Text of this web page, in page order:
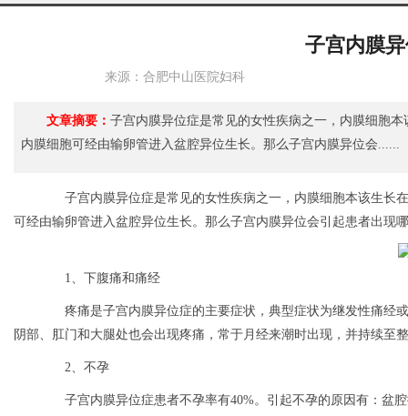
子宫内膜
来源：合肥中山医院妇科
文章摘要： 子宫内膜异位症是常见的女性疾病之一，内膜细胞
内膜细胞可经由输卵管进入盆腔异位生长。那么子宫内膜异位会......
子宫内膜异位症是常见的女性疾病之一，内膜细胞本该生长
可经由输卵管进入盆腔异位生长。那么子宫内膜异位会引起患者出现
1、下腹痛和痛经
疼痛是子宫内膜异位症的主要症状，典型症状为继发性痛经
阴部、肛门和大腿处也会出现疼痛，常于月经来潮时出现，并持续至
2、不孕
子宫内膜异位症患者不孕率有40%。引起不孕的原因有：盆